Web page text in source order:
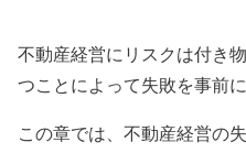
不動産経営にリスクは付き
つことによって失敗を事前
この章では、不動産経営の